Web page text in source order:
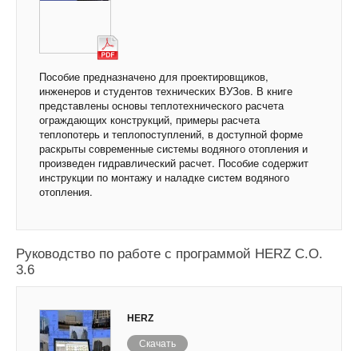
Пособие предназначено для проектировщиков,
инженеров и студентов технических ВУЗов. В книге
представлены основы теплотехнического расчета
ограждающих конструкций, примеры расчета
теплопотерь и теплопоступлений, в доступной форме
раскрыты современные системы водяного отопления и
произведен гидравлический расчет. Пособие содержит
инструкции по монтажу и наладке систем водяного
отопления.
Руководство по работе с программой HERZ C.O.
3.6
HERZ
Скачать